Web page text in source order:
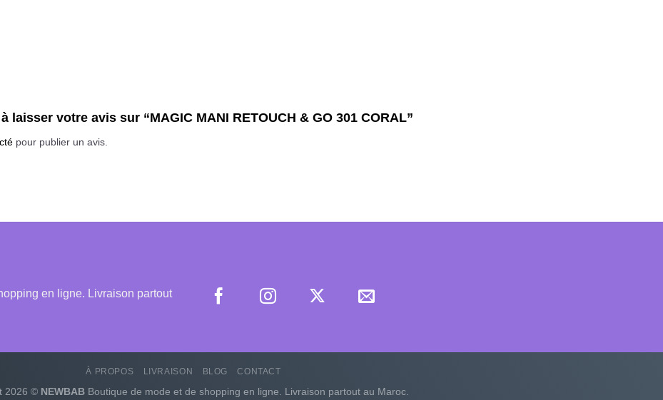
laisser votre avis sur “MAGIC MANI RETOUCH & GO 301 CORAL”
pour publier un avis.
en ligne. Livraison partout
À PROPOS LIVRAISON BLOG CONTACT
2026 © NEWBABBoutique de mode et de shopping en ligne. Livraison partout au Maroc.